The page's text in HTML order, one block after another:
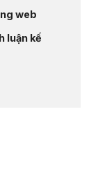
web
luận kế